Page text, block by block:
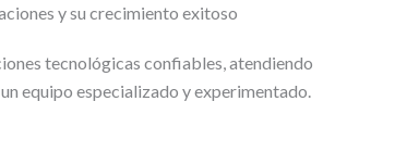
y su crecimiento exitoso
tecnológicas confiables, atendiendo
equipo especializado y experimentado.